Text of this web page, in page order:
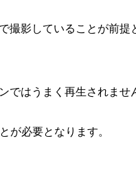
影していることが前提
はうまく再生されませ
が必要となります。